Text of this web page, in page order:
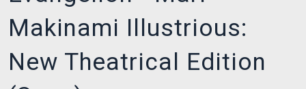
Makinami Illustrious:
New Theatrical Edition